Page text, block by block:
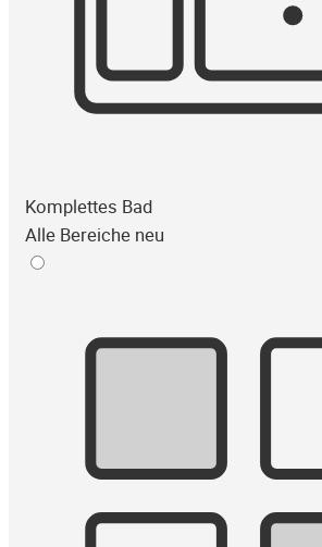
Komplettes Bad
Alle Bereiche neu